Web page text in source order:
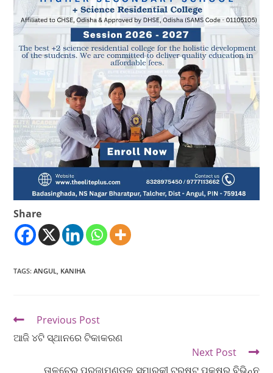
Share
TAGS:ANGUL, KANIHA
Previous Post
ଆଜି ୪ଟି ସ୍ଥାନରେ ଟିକାକରଣ
Next Post
ତାଳଚେର ପ୍ରଜାମଣ୍ଡଳ ସ୍ମାରକୀ ଟ୍ରଷ୍ଟ୍ ପକ୍ଷରୁ ବିଭିନ୍ନ